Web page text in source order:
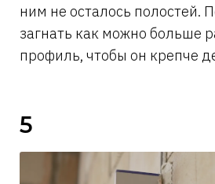
ним не осталось полостей.
загнать как можно больше
профиль, чтобы он крепче
5